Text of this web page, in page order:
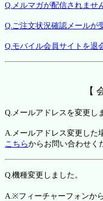
Q.メルマガが配信されませ
Q.ご注文状況確認メールが
Q.モバイル会員サイトを退
【
Q.メールアドレスを変更し
A.メールアドレス変更した
こちらからお問い合わせく
Q.機種変更しました。
A.※フィーチャーフォンか